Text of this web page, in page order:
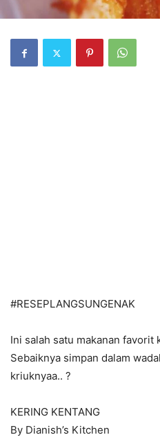
#RESEPLANGSUNGENAK
Ini salah satu makanan favorit
Sebaiknya simpan dalam
kriuknyaa.. ?
KERING KENTANG
By Dianish’s Kitchen